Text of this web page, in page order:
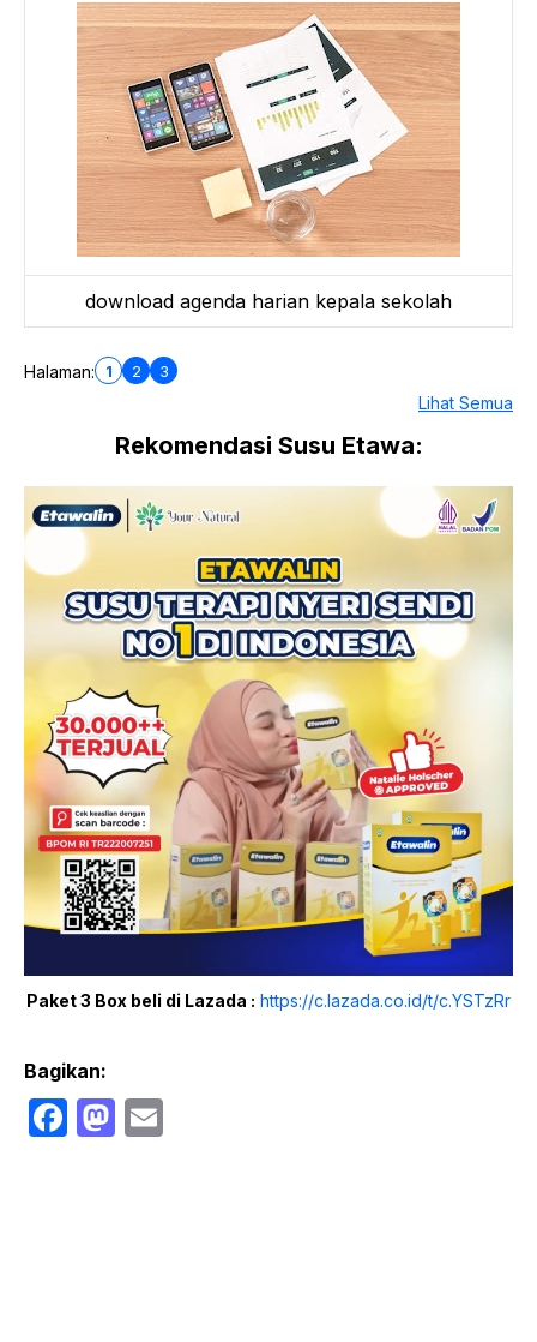
download agenda harian kepala sekolah
Halaman: 1 2 3
Lihat Semua
Rekomendasi Susu Etawa:
Paket 3 Box beli di Lazada : https://c.lazada.co.id/t/c.YSTzRr
Bagikan:
F
M